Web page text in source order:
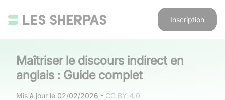
Inscription
Maîtriser le discours indirect en
anglais : Guide complet
Mis à jour le 02/02/2026 - CC BY 4.0